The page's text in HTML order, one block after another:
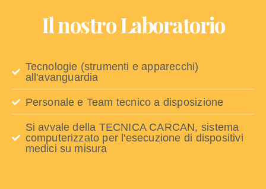
Il nostro Laboratorio
Tecnologie (strumenti e apparecchi)
all'avanguardia
Personale e Team tecnico a disposizione
Si avvale della TECNICA CARCAN, sistema
computerizzato per l'esecuzione di dispositivi
medici su misura